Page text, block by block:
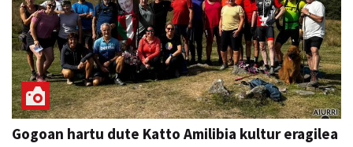
Gogoan hartu dute Katto Amilibia kultur eragilea